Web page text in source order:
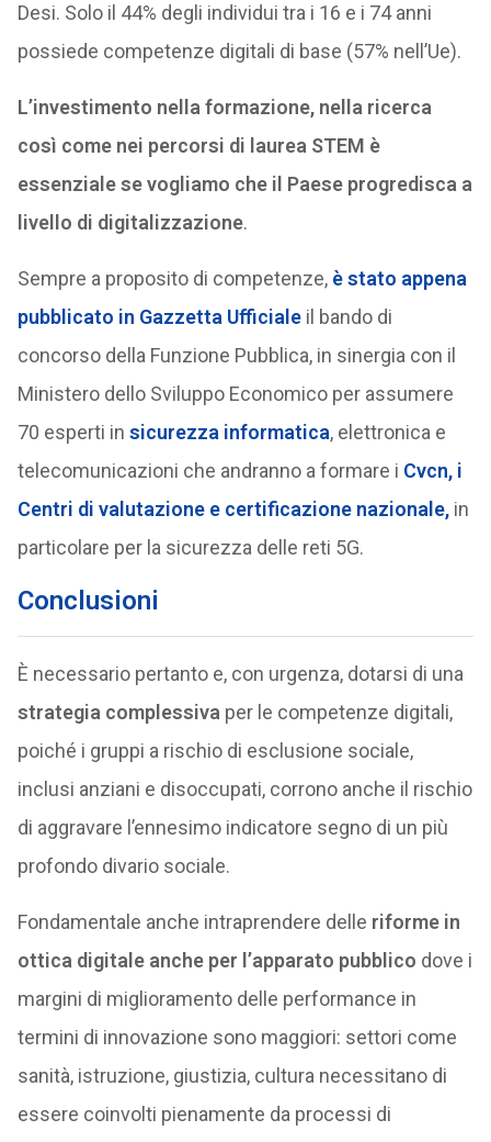
Desi. Solo il 44% degli individui tra i 16 e i 74 anni
possiede competenze digitali di base (57% nell’Ue).
L’investimento nella formazione, nella ricerca
così come nei percorsi di laurea STEM è
essenziale se vogliamo che il Paese progredisca a
livello di digitalizzazione.
Sempre a proposito di competenze, è stato appena
pubblicato in Gazzetta Ufficialeil bando di
concorso della Funzione Pubblica, in sinergia con il
Ministero dello Sviluppo Economico per assumere
70 esperti in sicurezza informatica, elettronica e
telecomunicazioni che andranno a formare i Cvcn, i
Centri di valutazione e certificazione nazionale,in
particolare per la sicurezza delle reti 5G.
Conclusioni
È necessario pertanto e, con urgenza, dotarsi di una
strategia complessiva per le competenze digitali,
poiché i gruppi a rischio di esclusione sociale,
inclusi anziani e disoccupati, corrono anche il rischio
di aggravare l’ennesimo indicatore segno di un più
profondo divario sociale.
Fondamentale anche intraprendere delle riforme in
ottica digitale anche per l’apparato pubblico dove i
margini di miglioramento delle performance in
termini di innovazione sono maggiori: settori come
sanità, istruzione, giustizia, cultura necessitano di
essere coinvolti pienamente da processi di